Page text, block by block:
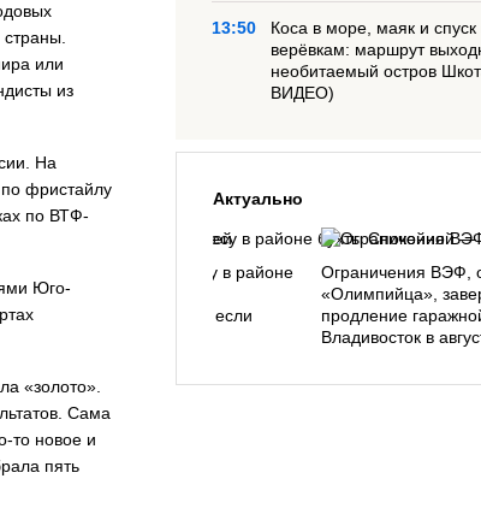
или
из
На
фристайлу
по ВТФ-
Юго-
«золото».
Сама
то новое и
пять
13:50
Коса в море, маяк и
верёвкам: маршрут
необитаемый остров
ВИДЕО)
Актуально
заблудилась в лесу в районе
— напоминаем, как
к походу, и что делать, если
Ограничения ВЭФ,
«Олимпийца»,
продление
Владивосток в